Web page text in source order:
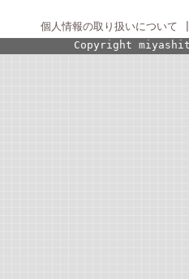
個人情報の取り扱いについて
Copyright